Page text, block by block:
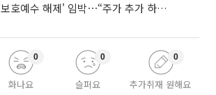
스페이스X 1차 '보호예수 해제' 임박⋯“주가 추가 하락 가능성”
화나요
0
슬퍼요
0
추가취재 원해요
0